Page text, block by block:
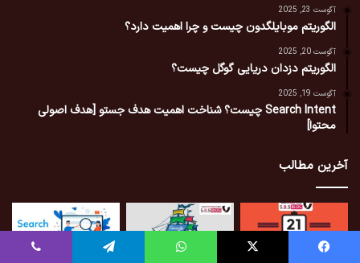
آگوست 23, 2025
الگوریتم موبایلگدون چیست و چرا اهمیت دارد؟
آگوست 20, 2025
الگوریتم دزدان دریایی گوگل چیست؟
آگوست 19, 2025
Search Intent چیست؟ شناخت اهمیت هدف جستو [هدف اصولی
محتوا]
آخرین مطالب